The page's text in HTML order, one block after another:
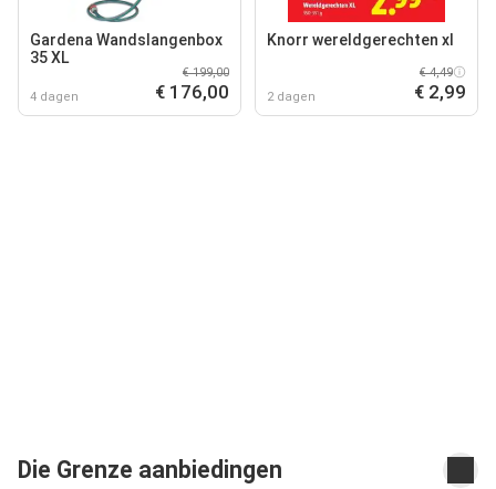
Gardena Wandslangenbox
35 XL
4 dagen
€ 199,00
€ 176,00
Knorr wereldgerechten xl
2 dagen
€ 4,49
€ 2,99
Die Grenze aanbiedingen